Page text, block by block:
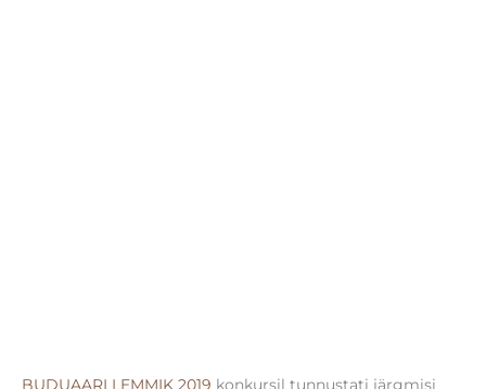
BUDUAARI LEMMIK 2019 konkursil tunnustati järgmisi